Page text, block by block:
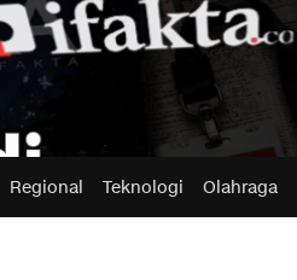
Regional Teknologi Olahraga